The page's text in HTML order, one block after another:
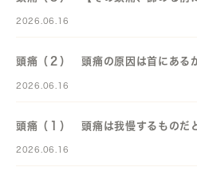
2026.06.16
頭痛（２） 頭痛の原因は首にある
2026.06.16
頭痛（１） 頭痛は我慢するものだ
2026.06.16